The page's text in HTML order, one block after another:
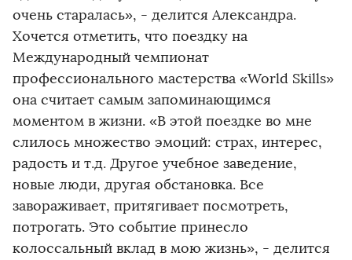
очень старалась», - делится Александра.
Хочется отметить, что поездку на
Международный чемпионат
профессионального мастерства «World Skills»
она считает самым запоминающимся
моментом в жизни. «В этой поездке во мне
слилось множество эмоций: страх, интерес,
радость и т.д. Другое учебное заведение,
новые люди, другая обстановка. Все
завораживает, притягивает посмотреть,
потрогать. Это событие принесло
колоссальный вклад в мою жизнь», - делится